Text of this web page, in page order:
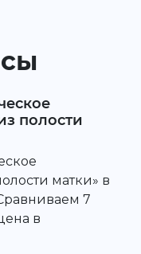
полости
матки» в
7
в